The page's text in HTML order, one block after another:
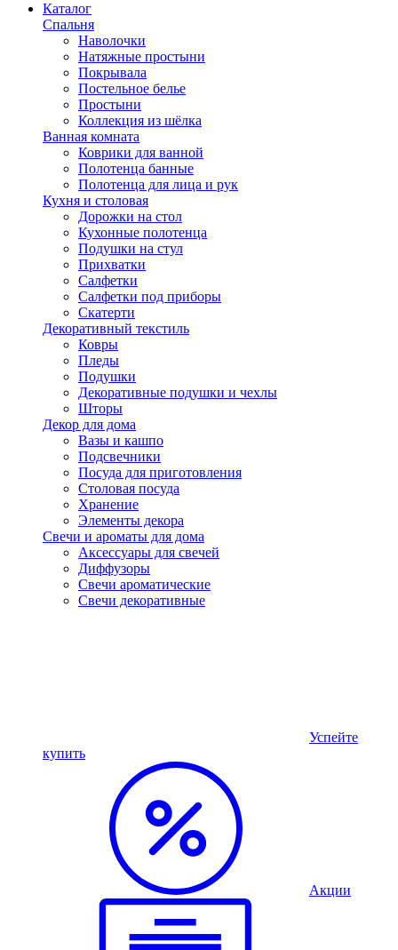
Каталог
Спальня
Наволочки
Натяжные простыни
Покрывала
Постельное белье
Простыни
Коллекция из шёлка
Ванная комната
Коврики для ванной
Полотенца банные
Полотенца для лица и рук
Кухня и столовая
Дорожки на стол
Кухонные полотенца
Подушки на стул
Прихватки
Салфетки
Салфетки под приборы
Скатерти
Декоративный текстиль
Ковры
Пледы
Подушки
Декоративные подушки и чехлы
Шторы
Декор для дома
Вазы и кашпо
Подсвечники
Посуда для приготовления
Столовая посуда
Хранение
Элементы декора
Свечи и ароматы для дома
Аксессуары для свечей
Диффузоры
Свечи ароматические
Свечи декоративные
Успейте
купить
Акции